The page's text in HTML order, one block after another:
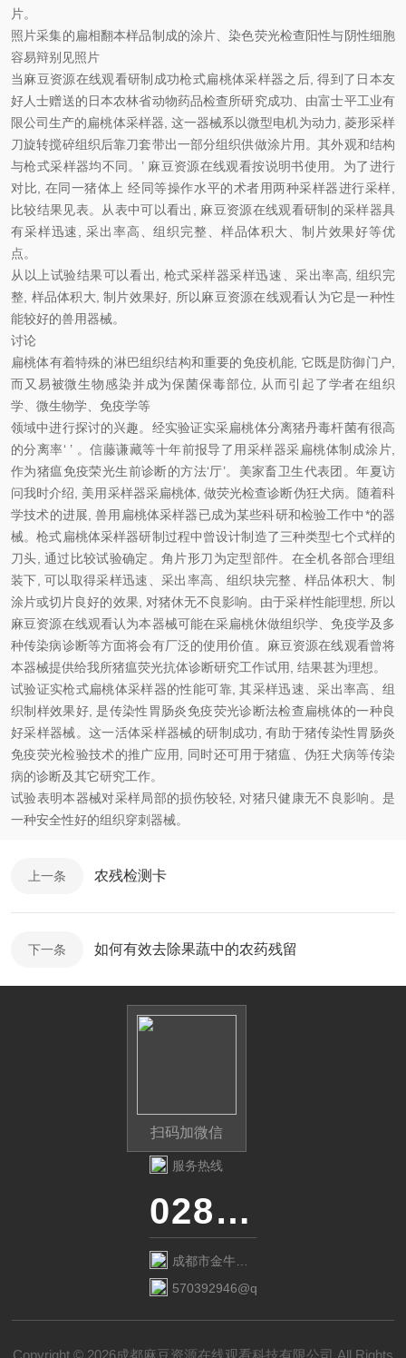
片。
照片采集的扁相翻本样品制成的涂片、染色荧光检查阳性与阴性细胞
容易辩别见照片
当麻豆资源在线观看研制成功枪式扁桃体采样器之后, 得到了日本友
好人士赠送的日本农林省动物药品检查所研究成功、由富士平工业有
限公司生产的扁桃体采样器, 这一器械系以微型电机为动力, 菱形采样
刀旋转搅碎组织后靠刀套带出一部分组织供做涂片用。其外观和结构
与枪式采样器均不同。’ 麻豆资源在线观看按说明书使用。为了进行
对比, 在同一猪体上 经同等操作水平的术者用两种采样器进行采样,
比较结果见表。从表中可以看出, 麻豆资源在线观看研制的采样器具
有采样迅速, 采出率高、组织完整、样品体积大、制片效果好等优
点。
从以上试验结果可以看出, 枪式采样器采样迅速、采出率高, 组织完
整, 样品体积大, 制片效果好, 所以麻豆资源在线观看认为它是一种性
能较好的兽用器械。
讨论
扁桃体有着特殊的淋巴组织结构和重要的免疫机能, 它既是防御门户,
而又易被微生物感染并成为保菌保毒部位, 从而引起了学者在组织
学、微生物学、免疫学等
领域中进行探讨的兴趣。经实验证实采扁桃体分离猪丹毒杆菌有很高
的分离率‘ ’ 。信藤谦藏等十年前报导了用采样器采扁桃体制成涂片,
作为猪瘟免疫荣光生前诊断的方法‘厅’。美家畜卫生代表团。年夏访
问我时介绍, 美用采样器采扁桃体, 做荧光检查诊断伪狂犬病。随着科
学技术的进展, 兽用扁桃体采样器已成为某些科研和检验工作中*的器
械。枪式扁桃体采样器研制过程中曾设计制造了三种类型七个式样的
刀头, 通过比较试验确定。角片形刀为定型部件。在全机各部合理组
装下, 可以取得采样迅速、采出率高、组织块完整、样品体积大、制
涂片或切片良好的效果, 对猪休无不良影响。由于采样性能理想, 所以
麻豆资源在线观看认为本器械可能在采扁桃休做组织学、免疫学及多
种传染病诊断等方面将会有厂泛的使用价值。麻豆资源在线观看曾将
本器械提供给我所猪瘟荧光抗体诊断研究工作试用, 结果甚为理想。
试验证实枪式扁桃体采样器的性能可靠, 其采样迅速、采出率高、组
织制样效果好, 是传染性胃肠炎免疫荧光诊断法检查扁桃体的一种良
好采样器械。这一活体采样器械的研制成功, 有助于猪传染性胃肠炎
免疫荧光检验技术的推广应用, 同时还可用于猪瘟、伪狂犬病等传染
病的诊断及其它研究工作。
试验表明本器械对采样局部的损伤较轻, 对猪只健康无不良影响。是
一种安全性好的组织穿刺器械。
上一条 农残检测卡
下一条 如何有效去除果蔬中的农药残留
扫码加微信
服务热线
028-87741718
成都市金牛区
金府路799号1
570392946@qq.com
Copyright © 2026成都麻豆资源在线观看科技有限公司 All Rights